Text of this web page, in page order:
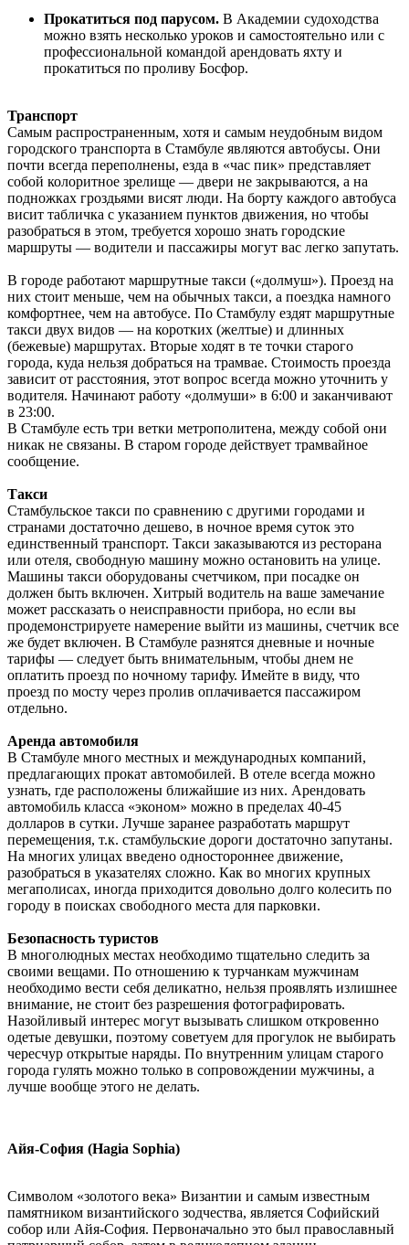
Прокатиться под парусом. В Академии судоходства
можно взять несколько уроков и самостоятельно или с
профессиональной командой арендовать яхту и
прокатиться по проливу Босфор.
Транспорт
Самым распространенным, хотя и самым неудобным видом
городского транспорта в Стамбуле являются автобусы. Они
почти всегда переполнены, езда в «час пик» представляет
собой колоритное зрелище — двери не закрываются, а на
подножках гроздьями висят люди. На борту каждого автобуса
висит табличка с указанием пунктов движения, но чтобы
разобраться в этом, требуется хорошо знать городские
маршруты — водители и пассажиры могут вас легко запутать.
В городе работают маршрутные такси («долмуш»). Проезд на
них стоит меньше, чем на обычных такси, а поездка намного
комфортнее, чем на автобусе. По Стамбулу ездят маршрутные
такси двух видов — на коротких (желтые) и длинных
(бежевые) маршрутах. Вторые ходят в те точки старого
города, куда нельзя добраться на трамвае. Стоимость проезда
зависит от расстояния, этот вопрос всегда можно уточнить у
водителя. Начинают работу «долмуши» в 6:00 и заканчивают
в 23:00.
В Стамбуле есть три ветки метрополитена, между собой они
никак не связаны. В старом городе действует трамвайное
сообщение.
Такси
Стамбульское такси по сравнению с другими городами и
странами достаточно дешево, в ночное время суток это
единственный транспорт. Такси заказываются из ресторана
или отеля, свободную машину можно остановить на улице.
Машины такси оборудованы счетчиком, при посадке он
должен быть включен. Хитрый водитель на ваше замечание
может рассказать о неисправности прибора, но если вы
продемонстрируете намерение выйти из машины, счетчик все
же будет включен. В Стамбуле разнятся дневные и ночные
тарифы — следует быть внимательным, чтобы днем не
оплатить проезд по ночному тарифу. Имейте в виду, что
проезд по мосту через пролив оплачивается пассажиром
отдельно.
Аренда автомобиля
В Стамбуле много местных и международных компаний,
предлагающих прокат автомобилей. В отеле всегда можно
узнать, где расположены ближайшие из них. Арендовать
автомобиль класса «эконом» можно в пределах 40-45
долларов в сутки. Лучше заранее разработать маршрут
перемещения, т.к. стамбульские дороги достаточно запутаны.
На многих улицах введено одностороннее движение,
разобраться в указателях сложно. Как во многих крупных
мегаполисах, иногда приходится довольно долго колесить по
городу в поисках свободного места для парковки.
Безопасность туристов
В многолюдных местах необходимо тщательно следить за
своими вещами. По отношению к турчанкам мужчинам
необходимо вести себя деликатно, нельзя проявлять излишнее
внимание, не стоит без разрешения фотографировать.
Назойливый интерес могут вызывать слишком откровенно
одетые девушки, поэтому советуем для прогулок не выбирать
чересчур открытые наряды. По внутренним улицам старого
города гулять можно только в сопровождении мужчины, а
лучше вообще этого не делать.
Айя-София (Hagia Sophia)
Символом «золотого века» Византии и самым известным
памятником византийского зодчества, является Софийский
собор или Айя-София. Первоначально это был православный